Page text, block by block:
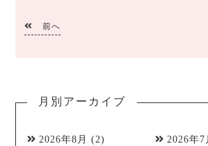
前へ
月別アーカイブ
2026年8月 (2) 2026年7